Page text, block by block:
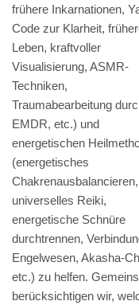
frühere Inkarnationen,
Code zur Klarheit,
Leben, kraftvoller
Visualisierung, ASMR-
Techniken,
Traumabearbeitung
EMDR, etc.) und
energetischen
(energetisches
Chakrenausbalancieren,
universelles Reiki,
energetische Schnüre
durchtrennen,
Engelwesen, Akasha-
etc.) zu helfen.
berücksichtigen wir,